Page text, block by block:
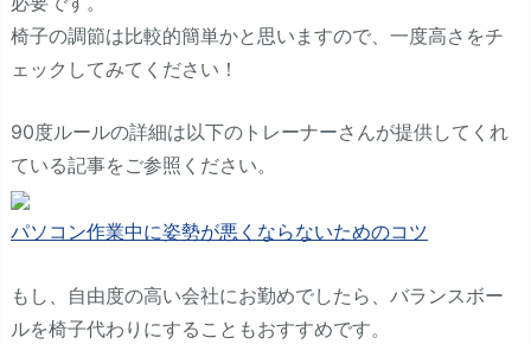
椅子の調節は比較的簡単かと思いますので、一度高さをチ
ェックしてみてください！
90度ルールの詳細は以下のトレーナーさんが提供してくれ
ている記事をご参照ください。
パソコン作業中に姿勢が悪くならないためのコツ
もし、自由度の高い会社にお勤めでしたら、バランスボー
ルを椅子代わりにすることもおすすめです。